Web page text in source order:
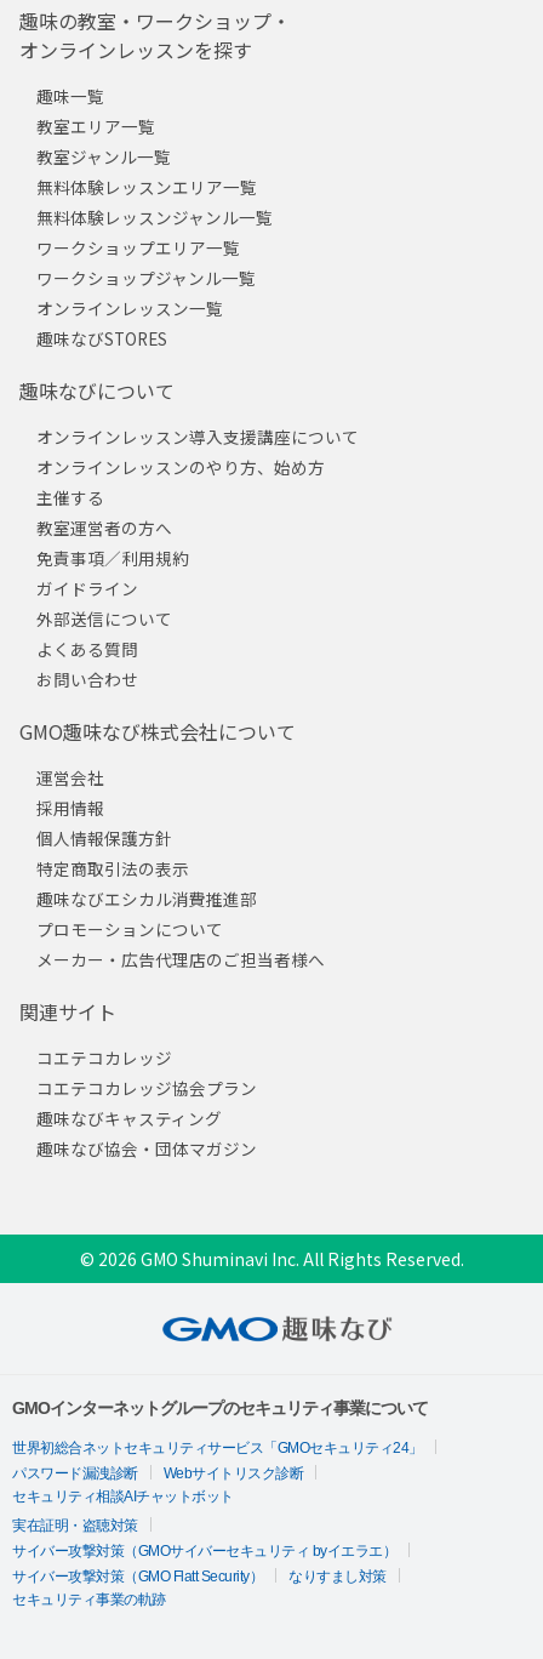
趣味の教室・ワークショップ・
オンラインレッスンを探す
趣味一覧
教室エリア一覧
教室ジャンル一覧
無料体験レッスンエリア一覧
無料体験レッスンジャンル一覧
ワークショップエリア一覧
ワークショップジャンル一覧
オンラインレッスン一覧
趣味なびSTORES
趣味なびについて
オンラインレッスン導入支援講座について
オンラインレッスンのやり方、始め方
主催する
教室運営者の方へ
免責事項／利用規約
ガイドライン
外部送信について
よくある質問
お問い合わせ
GMO趣味なび株式会社について
運営会社
採用情報
個人情報保護方針
特定商取引法の表示
趣味なびエシカル消費推進部
プロモーションについて
メーカー・広告代理店のご担当者様へ
関連サイト
コエテコカレッジ
コエテコカレッジ協会プラン
趣味なびキャスティング
趣味なび協会・団体マガジン
© 2026 GMO Shuminavi Inc. All Rights Reserved.